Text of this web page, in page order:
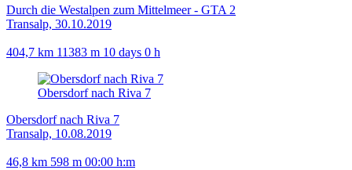
Durch die Westalpen zum Mittelmeer - GTA 2
Transalp, 30.10.2019
404,7 km 11383 m 10 days 0 h
Obersdorf nach Riva 7
Obersdorf nach Riva 7
Transalp, 10.08.2019
46,8 km 598 m 00:00 h:m